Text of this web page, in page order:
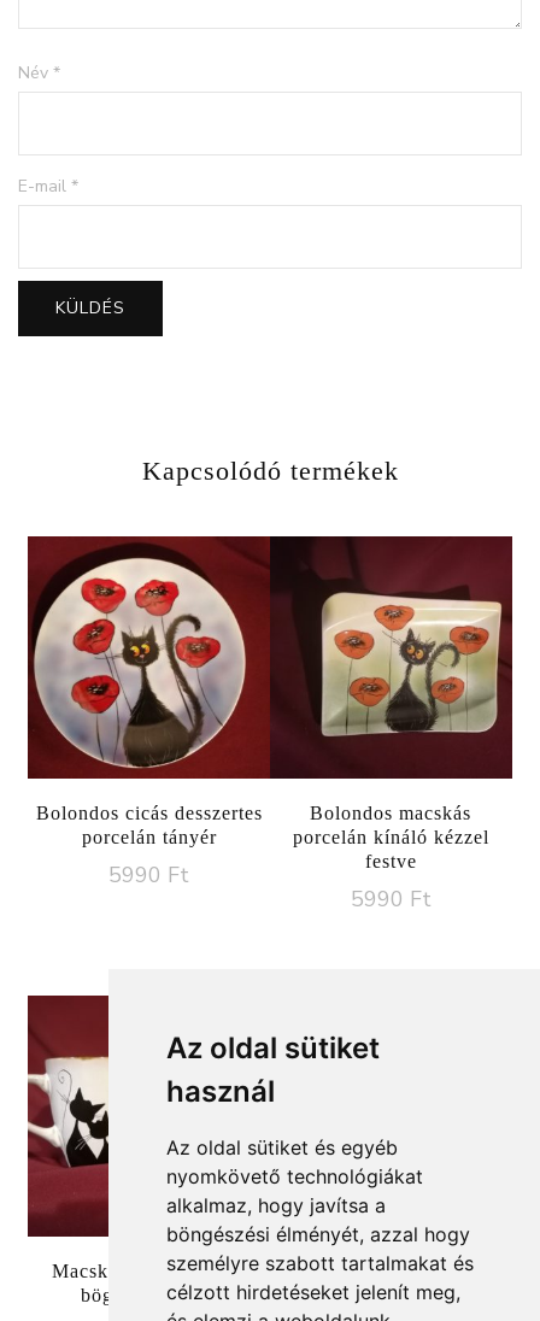
Az oldal sütiket
használ
Az oldal sütiket és egyéb
nyomkövető technológiákat
alkalmaz, hogy javítsa a
böngészési élményét, azzal hogy
személyre szabott tartalmakat és
célzott hirdetéseket jelenít meg,
Név *
E-mail *
Kapcsolódó termékek
Bolondos cicás desszertes
porcelán tányér
5990 Ft
Bolondos macskás
porcelán kínáló kézzel
festve
5990 Ft
Macskás kézzel festett
bögre, 2,5 dl-es
Bolondos cicás bögre,
zománc hatású